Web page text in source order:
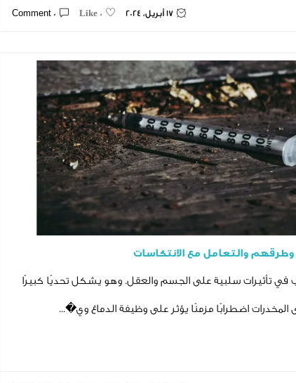
17 أبريل، 2024 0 Like
0 Comment
وطرقهم والتعامل مع الانتكاسات
في تأثيرات سلبية على الجسم والعقل. وهو يشكل تحديًا كبيرًا
اضطرابًا مزمنًا يؤثر على وظيفة الدماغ وي�...